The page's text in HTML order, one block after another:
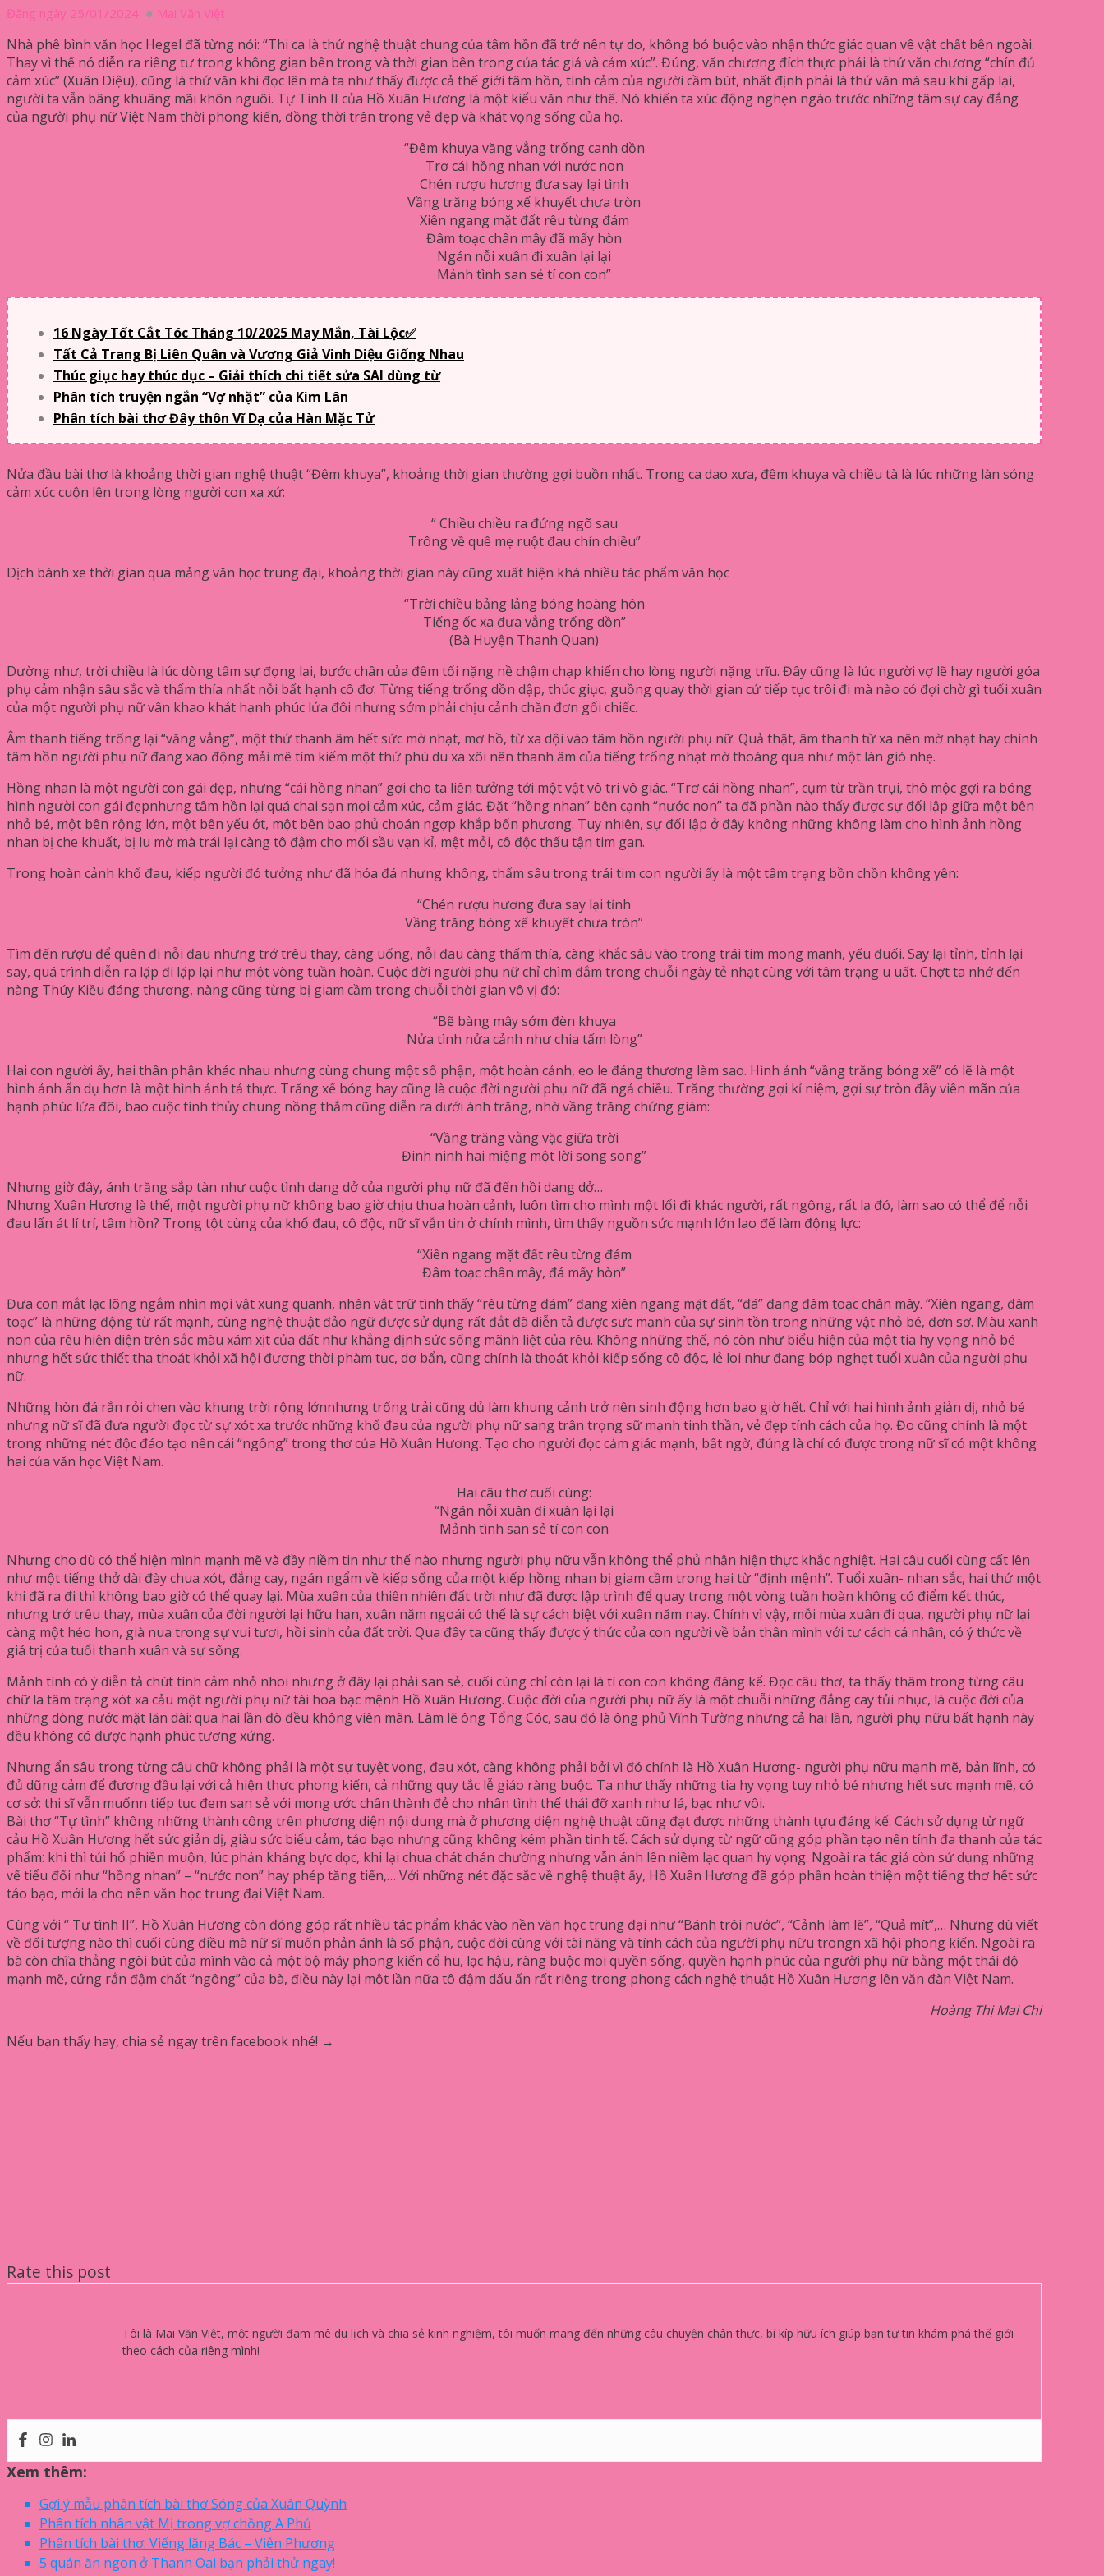
Đăng ngày 25/01/2024 Mai Văn Việt
Nhà phê bình văn học Hegel đã từng nói: “Thi ca là thứ nghệ thuật chung của tâm hồn đã trở nên tự do, không bó buộc vào nhận thức giác quan vê vật chất bên ngoài.
Thay vì thế nó diễn ra riêng tư trong không gian bên trong và thời gian bên trong của tác giả và cảm xúc”. Đúng, văn chương đích thực phải là thứ văn chương “chín đủ
cảm xúc” (Xuân Diệu), cũng là thứ văn khi đọc lên mà ta như thấy được cả thế giới tâm hồn, tình cảm của người cầm bút, nhất định phải là thứ văn mà sau khi gấp lại,
người ta vẫn bâng khuâng mãi khôn nguôi. Tự Tình II của Hồ Xuân Hương là một kiểu văn như thế. Nó khiến ta xúc động nghẹn ngào trước những tâm sự cay đắng
của người phụ nữ Việt Nam thời phong kiến, đồng thời trân trọng vẻ đẹp và khát vọng sống của họ.
“Đêm khuya văng vẳng trống canh dồn
Trơ cái hồng nhan với nước non
Chén rượu hương đưa say lại tình
Vầng trăng bóng xế khuyết chưa tròn
Xiên ngang mặt đất rêu từng đám
Đâm toạc chân mây đã mấy hòn
Ngán nỗi xuân đi xuân lại lại
Mảnh tình san sẻ tí con con”
16 Ngày Tốt Cắt Tóc Tháng 10/2025 May Mắn, Tài Lộc✅
Tất Cả Trang Bị Liên Quân và Vương Giả Vinh Diệu Giống Nhau
Thúc giục hay thúc dục – Giải thích chi tiết sửa SAI dùng từ
Phân tích truyện ngắn “Vợ nhặt” của Kim Lân
Phân tích bài thơ Đây thôn Vĩ Dạ của Hàn Mặc Tử
Nửa đầu bài thơ là khoảng thời gian nghệ thuật “Đêm khuya”, khoảng thời gian thường gợi buồn nhất. Trong ca dao xưa, đêm khuya và chiều tà là lúc những làn sóng
cảm xúc cuộn lên trong lòng người con xa xứ:
“ Chiều chiều ra đứng ngõ sau
Trông về quê mẹ ruột đau chín chiều”
Dịch bánh xe thời gian qua mảng văn học trung đại, khoảng thời gian này cũng xuất hiện khá nhiều tác phẩm văn học
“Trời chiều bảng lảng bóng hoàng hôn
Tiếng ốc xa đưa vẳng trống dồn”
(Bà Huyện Thanh Quan)
Dường như, trời chiều là lúc dòng tâm sự đọng lại, bước chân của đêm tối nặng nề chậm chạp khiến cho lòng người nặng trĩu. Đây cũng là lúc người vợ lẽ hay người góa
phụ cảm nhận sâu sắc và thấm thía nhất nỗi bất hạnh cô đơ. Từng tiếng trống dồn dập, thúc giục, guồng quay thời gian cứ tiếp tục trôi đi mà nào có đợi chờ gì tuổi xuân
của một người phụ nữ vân khao khát hạnh phúc lứa đôi nhưng sớm phải chịu cảnh chăn đơn gối chiếc.
Âm thanh tiếng trống lại “văng vẳng”, một thứ thanh âm hết sức mờ nhạt, mơ hồ, từ xa dội vào tâm hồn người phụ nữ. Quả thật, âm thanh từ xa nên mờ nhạt hay chính
tâm hồn người phụ nữ đang xao động mải mê tìm kiếm một thứ phù du xa xôi nên thanh âm của tiếng trống nhạt mờ thoáng qua như một làn gió nhẹ.
Hồng nhan là một người con gái đẹp, nhưng “cái hồng nhan” gợi cho ta liên tưởng tới một vật vô tri vô giác. “Trơ cái hồng nhan”, cụm từ trần trụi, thô mộc gợi ra bóng
hình người con gái đẹpnhưng tâm hồn lại quá chai sạn mọi cảm xúc, cảm giác. Đặt “hồng nhan” bên cạnh “nước non” ta đã phần nào thấy được sự đối lập giữa một bên
nhỏ bé, một bên rộng lớn, một bên yếu ớt, một bên bao phủ choán ngợp khắp bốn phương. Tuy nhiên, sự đối lập ở đây không những không làm cho hình ảnh hồng
nhan bị che khuất, bị lu mờ mà trái lại càng tô đậm cho mối sầu vạn kỉ, mệt mỏi, cô độc thấu tận tim gan.
Trong hoàn cảnh khổ đau, kiếp người đó tưởng như đã hóa đá nhưng không, thẩm sâu trong trái tim con người ấy là một tâm trạng bồn chồn không yên:
“Chén rượu hương đưa say lại tỉnh
Vầng trăng bóng xế khuyết chưa tròn”
Tìm đến rượu để quên đi nỗi đau nhưng trớ trêu thay, càng uống, nỗi đau càng thấm thía, càng khắc sâu vào trong trái tim mong manh, yếu đuối. Say lại tỉnh, tỉnh lại
say, quá trình diễn ra lặp đi lặp lại như một vòng tuần hoàn. Cuộc đời người phụ nữ chỉ chìm đắm trong chuỗi ngày tẻ nhạt cùng với tâm trạng u uất. Chợt ta nhớ đến
nàng Thúy Kiều đáng thương, nàng cũng từng bị giam cầm trong chuỗi thời gian vô vị đó:
“Bẽ bàng mây sớm đèn khuya
Nửa tình nửa cảnh như chia tấm lòng”
Hai con người ấy, hai thân phận khác nhau nhưng cùng chung một số phận, một hoàn cảnh, eo le đáng thương làm sao. Hình ảnh “vầng trăng bóng xế” có lẽ là một
hình ảnh ẩn dụ hơn là một hình ảnh tả thực. Trăng xế bóng hay cũng là cuộc đời người phụ nữ đã ngả chiều. Trăng thường gợi kỉ niệm, gợi sự tròn đầy viên mãn của
hạnh phúc lứa đôi, bao cuộc tình thủy chung nồng thắm cũng diễn ra dưới ánh trăng, nhờ vầng trăng chứng giám:
“Vầng trăng vằng vặc giữa trời
Đinh ninh hai miệng một lời song song”
Nhưng giờ đây, ánh trăng sắp tàn như cuộc tình dang dở của người phụ nữ đã đến hồi dang dở…
Nhưng Xuân Hương là thế, một người phụ nữ không bao giờ chịu thua hoàn cảnh, luôn tìm cho mình một lối đi khác người, rất ngông, rất lạ đó, làm sao có thể để nỗi
đau lấn át lí trí, tâm hồn? Trong tột cùng của khổ đau, cô độc, nữ sĩ vẫn tin ở chính mình, tìm thấy nguồn sức mạnh lớn lao để làm động lực:
“Xiên ngang mặt đất rêu từng đám
Đâm toạc chân mây, đá mấy hòn”
Đưa con mắt lạc lõng ngắm nhìn mọi vật xung quanh, nhân vật trữ tình thấy “rêu từng đám” đang xiên ngang mặt đất, “đá” đang đâm toạc chân mây. “Xiên ngang, đâm
toạc” là những động từ rất mạnh, cùng nghệ thuật đảo ngữ được sử dụng rất đắt đã diễn tả được sưc mạnh của sự sinh tồn trong những vật nhỏ bé, đơn sơ. Màu xanh
non của rêu hiện diện trên sắc màu xám xịt của đất như khẳng định sức sống mãnh liệt của rêu. Không những thế, nó còn như biểu hiện của một tia hy vọng nhỏ bé
nhưng hết sức thiết tha thoát khỏi xã hội đương thời phàm tục, dơ bẩn, cũng chính là thoát khỏi kiếp sống cô độc, lẻ loi như đang bóp nghẹt tuổi xuân của người phụ
nữ.
Những hòn đá rắn rỏi chen vào khung trời rộng lớnnhưng trống trải cũng dủ làm khung cảnh trở nên sinh động hơn bao giờ hết. Chỉ với hai hình ảnh giản dị, nhỏ bé
nhưng nữ sĩ đã đưa người đọc từ sự xót xa trước những khổ đau của người phụ nữ sang trân trọng sữ mạnh tinh thần, vẻ đẹp tính cách của họ. Đo cũng chính là một
trong những nét độc đáo tạo nên cái “ngông” trong thơ của Hồ Xuân Hương. Tạo cho người đọc cảm giác mạnh, bất ngờ, đúng là chỉ có được trong nữ sĩ có một không
hai của văn học Việt Nam.
Hai câu thơ cuối cùng:
“Ngán nỗi xuân đi xuân lại lại
Mảnh tình san sẻ tí con con
Nhưng cho dù có thể hiện mình mạnh mẽ và đầy niềm tin như thế nào nhưng người phụ nữu vẫn không thể phủ nhận hiện thực khắc nghiệt. Hai câu cuối cùng cất lên
như một tiếng thở dài đày chua xót, đắng cay, ngán ngẩm về kiếp sống của một kiếp hồng nhan bị giam cầm trong hai từ “định mệnh”. Tuổi xuân- nhan sắc, hai thứ một
khi đã ra đi thì không bao giờ có thể quay lại. Mùa xuân của thiên nhiên đất trời như đã được lập trình để quay trong một vòng tuần hoàn không có điểm kết thúc,
nhưng trớ trêu thay, mùa xuân của đời người lại hữu hạn, xuân năm ngoái có thể là sự cách biệt với xuân năm nay. Chính vì vậy, mỗi mùa xuân đi qua, người phụ nữ lại
càng một héo hon, già nua trong sự vui tươi, hồi sinh của đất trời. Qua đây ta cũng thấy được ý thức của con người về bản thân mình với tư cách cá nhân, có ý thức về
giá trị của tuổi thanh xuân và sự sống.
Mảnh tình có ý diễn tả chút tình cảm nhỏ nhoi nhưng ở đây lại phải san sẻ, cuối cùng chỉ còn lại là tí con con không đáng kể. Đọc câu thơ, ta thấy thâm trong từng câu
chữ la tâm trạng xót xa cảu một người phụ nữ tài hoa bạc mệnh Hồ Xuân Hương. Cuộc đời của người phụ nữ ấy là một chuỗi những đắng cay tủi nhục, là cuộc đời của
những dòng nước mặt lăn dài: qua hai lần đò đều không viên mãn. Làm lẽ ông Tổng Cóc, sau đó là ông phủ Vĩnh Tường nhưng cả hai lần, người phụ nữu bất hạnh này
đều không có được hạnh phúc tương xứng.
Nhưng ẩn sâu trong từng câu chữ không phải là một sự tuyệt vọng, đau xót, càng không phải bởi vì đó chính là Hồ Xuân Hương- người phụ nữu mạnh mẽ, bản lĩnh, có
đủ dũng cảm để đương đầu lại với cả hiện thực phong kiến, cả những quy tắc lễ giáo ràng buộc. Ta như thấy những tia hy vọng tuy nhỏ bé nhưng hết sưc mạnh mẽ, có
cơ sở: thi sĩ vẫn muốnn tiếp tục đem san sẻ với mong ước chân thành đẻ cho nhân tình thế thái đỡ xanh như lá, bạc như vôi.
Bài thơ “Tự tình” không những thành công trên phương diện nội dung mà ở phương diện nghệ thuật cũng đạt được những thành tựu đáng kể. Cách sử dụng từ ngữ
cảu Hồ Xuân Hương hết sức giản dị, giàu sức biểu cảm, táo bạo nhưng cũng không kém phần tinh tế. Cách sử dụng từ ngữ cũng góp phần tạo nên tính đa thanh của tác
phẩm: khi thì tủi hổ phiền muộn, lúc phản kháng bực dọc, khi lại chua chát chán chường nhưng vẫn ánh lên niềm lạc quan hy vọng. Ngoài ra tác giả còn sử dụng những
vế tiểu đối như “hồng nhan” – “nước non” hay phép tăng tiến,… Với những nét đặc sắc về nghệ thuật ấy, Hồ Xuân Hương đã góp phần hoàn thiện một tiếng thơ hết sức
táo bạo, mới lạ cho nền văn học trung đại Việt Nam.
Cùng với “ Tự tình II”, Hồ Xuân Hương còn đóng góp rất nhiều tác phẩm khác vào nền văn học trung đại như “Bánh trôi nước”, “Cảnh làm lẽ”, “Quả mít”,… Nhưng dù viết
về đối tượng nào thì cuối cùng điều mà nữ sĩ muốn phản ánh là số phận, cuộc đời cùng với tài năng và tính cách của người phụ nữu trongn xã hội phong kiến. Ngoài ra
bà còn chĩa thẳng ngòi bút của mình vào cả một bộ máy phong kiến cổ hu, lạc hậu, ràng buộc moi quyền sống, quyền hạnh phúc của người phụ nữ bằng một thái độ
mạnh mẽ, cứng rắn đậm chất “ngông” của bà, điều này lại một lần nữa tô đậm dấu ấn rất riêng trong phong cách nghệ thuật Hồ Xuân Hương lên văn đàn Việt Nam.
Hoàng Thị Mai Chi
Nếu bạn thấy hay, chia sẻ ngay trên facebook nhé! →
Rate this post
Tôi là Mai Văn Việt, một người đam mê du lịch và chia sẻ kinh nghiệm, tôi muốn mang đến những câu chuyện chân thực, bí kíp hữu ích giúp bạn tự tin khám phá thế giới
theo cách của riêng mình!
Xem thêm:
Gợi ý mẫu phân tích bài thơ Sóng của Xuân Quỳnh
Phân tích nhân vật Mị trong vợ chồng A Phủ
Phân tích bài thơ: Viếng lăng Bác – Viễn Phương
5 quán ăn ngon ở Thanh Oai bạn phải thử ngay!